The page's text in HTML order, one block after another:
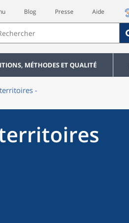
Blog Presse Aide
MÉTHODES ET QUALITÉ
-